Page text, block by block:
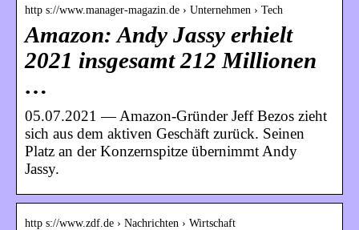
http s://www.manager-magazin.de › Unternehmen › Tech
Amazon: Andy Jassy erhielt
2021 insgesamt 212 Millionen
…
05.07.2021 — Amazon-Gründer Jeff Bezos zieht
sich aus dem aktiven Geschäft zurück. Seinen
Platz an der Konzernspitze übernimmt Andy
Jassy.
http s://www.zdf.de › Nachrichten › Wirtschaft